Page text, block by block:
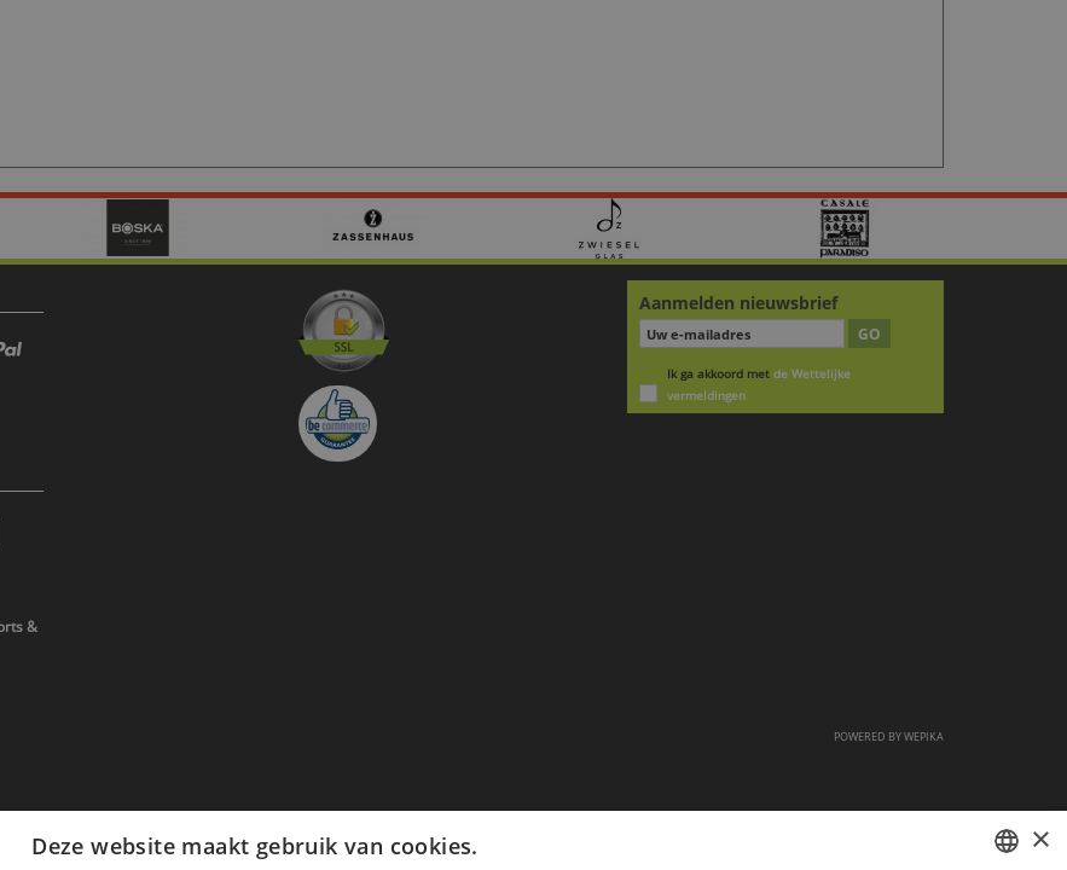
&
Aanmelden nieuwsbrief
GO
Ik ga akkoord met de Wettelijke
vermeldingen
POWERED BYWEPIKA
×
Deze website maakt gebruik van cookies.